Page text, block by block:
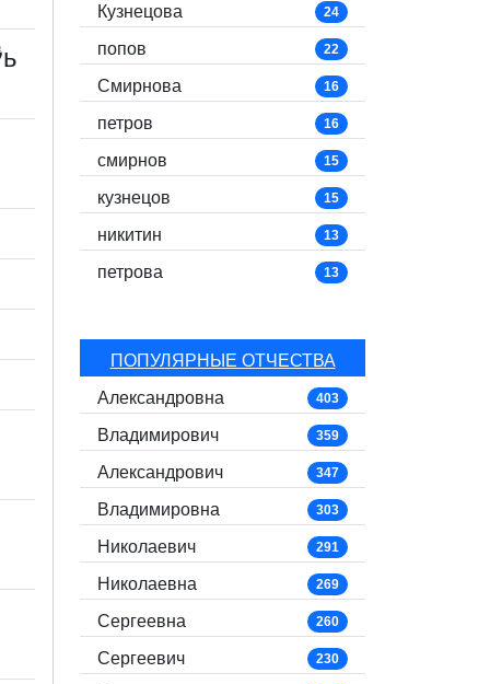
Кузнецова 24
попов 22
Смирнова 16
петров 16
смирнов 15
кузнецов 15
никитин 13
петрова 13
ПОПУЛЯРНЫЕ ОТЧЕСТВА
Александровна
403
Владимирович 359
Александрович 347
Владимировна 303
Николаевич 291
Николаевна 269
Сергеевна 260
Сергеевич 230